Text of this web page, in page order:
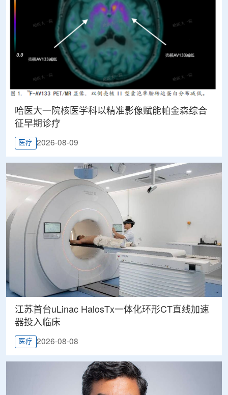
哈医大一院核医学科以精准影像赋能帕金森综合
征早期诊疗
医疗 2026-08-09
江苏首台uLinac HalosTx一体化环形CT直线加速
器投入临床
医疗 2026-08-08